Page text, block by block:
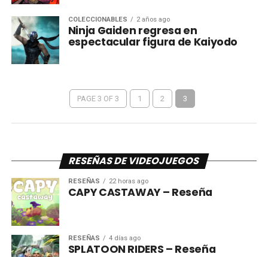
COLECCIONABLES 2 años ago
Ninja Gaiden regresa en
espectacular figura de Kaiyodo
PAGE 3 OF 3 1 2 3
RESEÑAS DE VIDEOJUEGOS
RESEÑAS 22 horas ago
CAPY CASTAWAY – Reseña
RESEÑAS 4 días ago
SPLATOON RIDERS – Reseña